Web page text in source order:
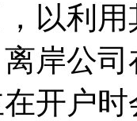
以利
岸公
开户